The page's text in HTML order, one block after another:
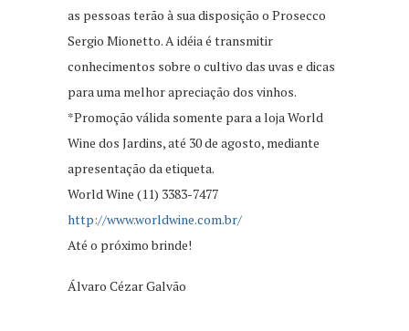
as pessoas terão à sua disposição o Prosecco
Sergio Mionetto. A idéia é transmitir
conhecimentos sobre o cultivo das uvas e dicas
para uma melhor apreciação dos vinhos.
*Promoção válida somente para a loja World
Wine dos Jardins, até 30 de agosto, mediante
apresentação da etiqueta.
World Wine (11) 3383-7477
http://www.worldwine.com.br/
Até o próximo brinde!
Álvaro Cézar Galvão